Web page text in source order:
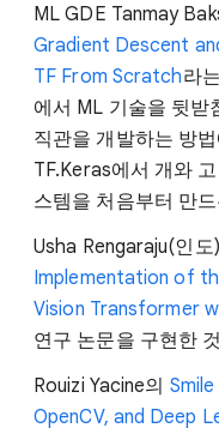
ML GDE Tanmay
Gradient Descent
TF From Scratch라
에서 ML 기술을 뒷받
직관을 개발하는 방
TF.Keras에서 개와
스템을 처음부터 만
Usha Rengaraju(인도
Implementation of
Vision Transformer
연구 논문을 구현한
Rouizi Yacine의
OpenCV, and Deep